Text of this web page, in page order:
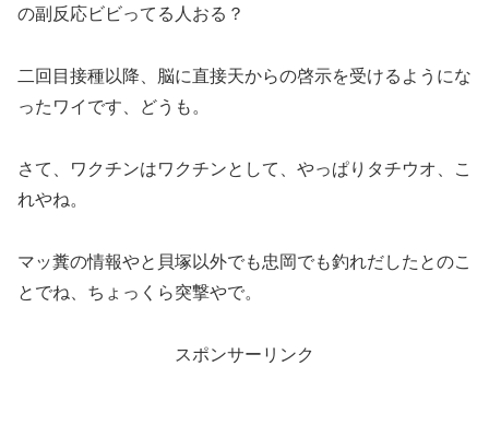
の副反応ビビってる人おる？
二回目接種以降、脳に直接天からの啓示を受けるようにな
ったワイです、どうも。
さて、ワクチンはワクチンとして、やっぱりタチウオ、こ
れやね。
マッ糞の情報やと貝塚以外でも忠岡でも釣れだしたとのこ
とでね、ちょっくら突撃やで。
スポンサーリンク